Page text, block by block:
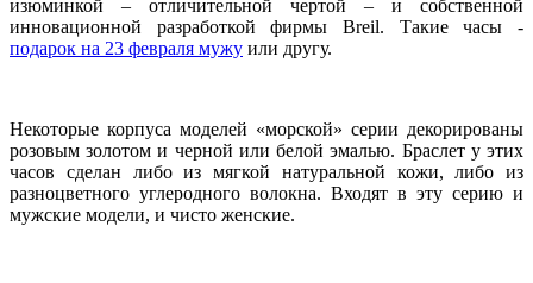
изюминкой – отличительной чертой – и собственной
инновационной разработкой фирмы Breil. Такие часы -
подарок на 23 февраля мужу или другу.
Некоторые корпуса моделей «морской» серии декорированы
розовым золотом и черной или белой эмалью. Браслет у этих
часов сделан либо из мягкой натуральной кожи, либо из
разноцветного углеродного волокна. Входят в эту серию и
мужские модели, и чисто женские.